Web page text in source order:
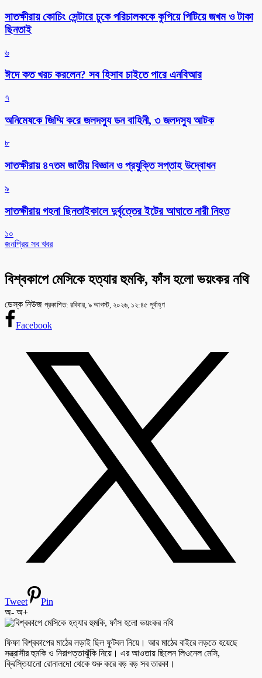
সাতক্ষীরায় কোচিং সেন্টারে ঢুকে পরিচালককে কুপিয়ে পিটিয়ে জখম ও টাকা
ছিনতাই
৬
ঈদে কত খরচ করলেন? সব হিসাব চাইতে পারে এনবিআর
৭
অনিমেষকে জিম্মি করে জলদস্যু ডন বাহিনী, ৩ জলদস্যু আটক
৮
সাতক্ষীরায় ৪৭তম জাতীয় বিজ্ঞান ও প্রযুক্তি সপ্তাহ উদ্বোধন
৯
সাতক্ষীরায় গহনা ছিনতাইকালে দুর্বৃত্তের ইটের আঘাতে নারী নিহত
১০
জনপ্রিয় সব খবর
বিশ্বকাপে মেসিকে হত্যার হুমকি, ফাঁস হলো ভয়ংকর নথি
ডেস্ক নিউজ প্রকাশিত: রবিবার, ৯ আগস্ট, ২০২৬, ১২:৪৫ পূর্বাহ্ণ
Facebook
Tweet
Pin
অ- অ+
ফিফা বিশ্বকাপের মাঠের লড়াই ছিল ফুটবল নিয়ে। আর মাঠের বাইরে লড়তে হয়েছে
সন্ত্রাসীর হুমকি ও নিরাপত্তাঝুঁকি নিয়ে। এর আওতায় ছিলেন লিওনেল মেসি,
ক্রিস্তিয়ানো রোনালদো থেকে শুরু করে বড় বড় সব তারকা।